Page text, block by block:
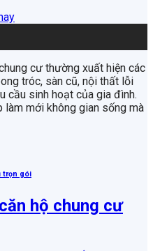
cư thường xuất hiện các
tróc, sàn cũ, nội thất lỗi
cầu sinh hoạt của gia đình.
làm mới không gian sống mà
trọn gói
hộ chung cư